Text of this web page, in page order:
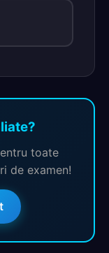
toate
de examen!